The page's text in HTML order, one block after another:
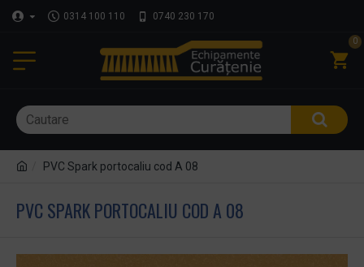
0314 100 110 0740 230 170
0
PVC Spark portocaliu cod A 08
PVC SPARK PORTOCALIU COD A 08